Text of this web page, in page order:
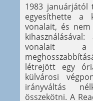
1983 januárjától
egyesíthette a
vonalait, és
vonalait a
létrejött egy
külvárosi
irányváltás
összekötni. A